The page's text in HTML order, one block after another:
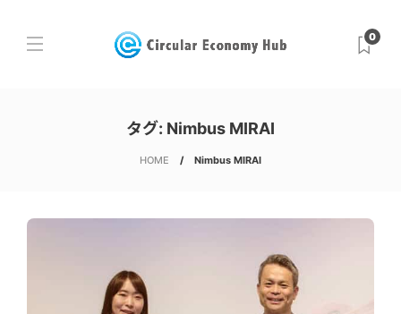
0
タグ: Nimbus MIRAI
HOME Nimbus MIRAI